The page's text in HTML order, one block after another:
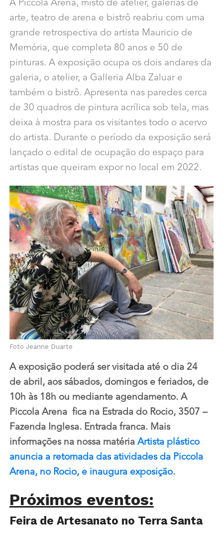
A Piccola Arena, misto de atelier, galeria​s​ de
arte, teatro de arena​ ​e bistrô reabriu com ​uma
grande retrospectiva do artista Mauricio de
Memória​, que completa 80 anos e 50 de
pinturas. A exposição ​ocupa os dois andares da
galeria, o atelier, a Galleria Alba Zaluar e
também o bistrô​.​ ​A​presenta ​nas paredes cerca
de 30 quadros de pintura acrílica sob tela​, mas
deixa à mostra para os visitantes todo o acervo
do artista.​ Durante o período da exposição será
lançado o edital de ocupação do espaço para
artistas que queiram expor no local em 2022.
Foto Jeanne Duarte
A exposição poderá ser visitada até o dia 24
de abril, aos sábados​,​ domingos​ e feriados​, de
10h às 18h​ ou mediante agendamento.​ A
Piccola Arena fica na Estrada do Rocio, 3507 –
Fazenda Inglesa. Entrada franca. Mais
informações na nossa matéria Artista plástico ​
anuncia a retomada das atividades da Piccola
Arena, no Rocio, e inaugura exposição.
Próximos eventos:
Feira de Artesanato no Terra Santa